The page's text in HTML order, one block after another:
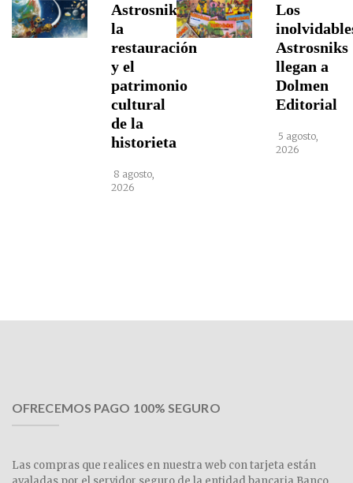
Astrosniks,
la
restauración
y el
patrimonio
cultural
de la
historieta
8 agosto,
2026
Los
Astrosniks
llegan a
Dolmen
Editorial
5 agosto,
2026
OFRECEMOS PAGO 100% SEGURO
Las compras que realices en nuestra web con tarjeta están